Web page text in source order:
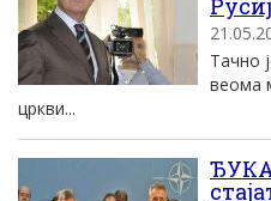
Тачно
веома
цркви...